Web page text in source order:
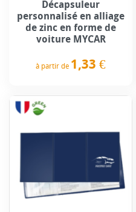
Décapsuleur
personnalisé en alliage
de zinc en forme de
voiture MYCAR
à partir de 1,33 €